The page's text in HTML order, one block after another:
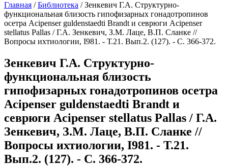
Главная /Библиотека /Зенкевич Г.А. Структурно-
функциональная близость гипофизарных гонадотропинов
осетра Acipenser guldenstaedti Brandt и севрюги Acipenser
stellatus Pallas / Г.А. Зенкевич, З.М. Лаце, В.П. Сланке //
Вопросы ихтиологии, I981. - Т.21. Вып.2. (127). - С. 366-372.
Зенкевич Г.А. Структурно-
функциональная близость
гипофизарных гонадотропинов осетра
Acipenser guldenstaedti Brandt и
севрюги Acipenser stellatus Pallas / Г.А.
Зенкевич, З.М. Лаце, В.П. Сланке //
Вопросы ихтиологии, I981. - Т.21.
Вып.2. (127). - С. 366-372.